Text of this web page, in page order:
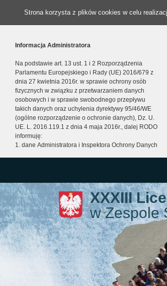
Strona korzysta z plików cookies w celu
Informacja Administratora
Na podstawie art. 13 ust. 1 i 2 Rozporządzenia
Parlamentu Europejskiego i Rady (UE) 2016/679 z
dnia 27 kwietnia 2016r. w sprawie ochrony osób
fizycznych w związku z przetwarzaniem danych
osobowych i w sprawie swobodnego przepływu
takich danych oraz uchylenia dyrektywy 95/46/WE
(ogólne rozporządzenie o ochronie danych), Dz. U.
UE. L. 2016.119.1 z dnia 4 maja 2016r., dalej RODO
informuję:
1. dane Administratora i Inspektora Ochrony Danych
XXXIII
w Zespole